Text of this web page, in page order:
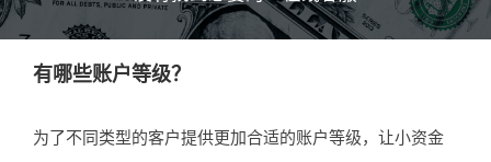
有哪些账户等级？
为了不同类型的客户提供更加合适的账户等级，让小资金